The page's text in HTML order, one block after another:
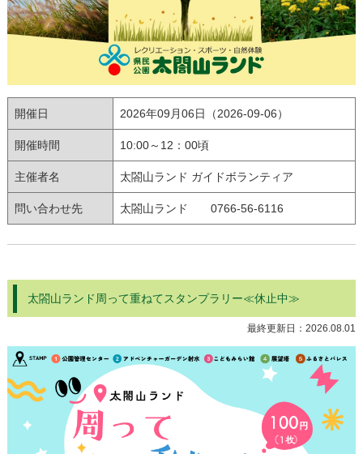
開催日 2026年09月06日（2026-09-06）
開催時間 10:00～12：00頃
主催者名 太閤山ランド ガイドボランティア
問い合わせ先 太閤山ランド 0766-56-6116
太閤山ランド周って重ねてスタンプラリー≪休止中≫
最終更新日：2026.08.01